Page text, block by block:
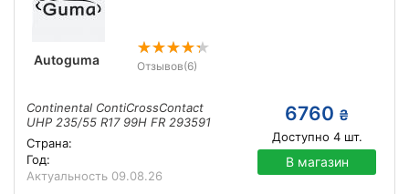
Autoguma Отзывов(6)
Continental ContiCrossContact
UHP 235/55 R17 99H FR 293591
Страна:
Год:
Актуальность 09.08.26
6760 ₴
Доступно 4шт.
В магазин